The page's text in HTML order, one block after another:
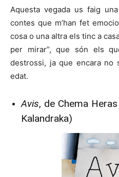
Aquesta vegada us faig
contes que m’han fet
cosa o una altra els tinc a
per mirar”, que són els
destrossi, ja que encara no
edat.
Avis, de Chema
Kalandraka)